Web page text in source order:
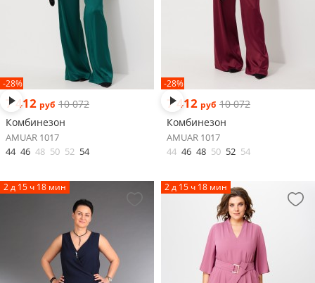
-28%
7 412 руб 10 072
Комбинезон
AMUAR 1017
44 46 48 50 52 54
-28%
7 412 руб 10 072
Комбинезон
AMUAR 1017
44 46 48 50 52 54
2 д 15 ч 18 мин 2 д 15 ч 18 мин